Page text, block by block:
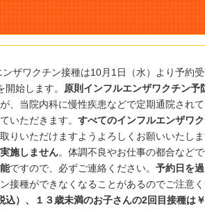
ザワクチン接種は10月1日（水）より予約
始します。 原則インフルエンザワクチン
、当院内科に慢性疾患などで定期通院され
いただきます。 すべてのインフルエンザワ
りいただけますようよろしくお願いいたしま
施しません。体調不良やお仕事の都合など
ですので、必ずご連絡ください。 予約日を
接種ができなくなることがあるのでご注意く
込）、１３歳未満のお子さんの2回目接種は